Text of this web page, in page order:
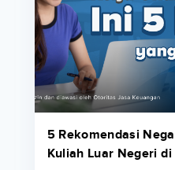
5 Rekomendasi
Kuliah Luar Negeri